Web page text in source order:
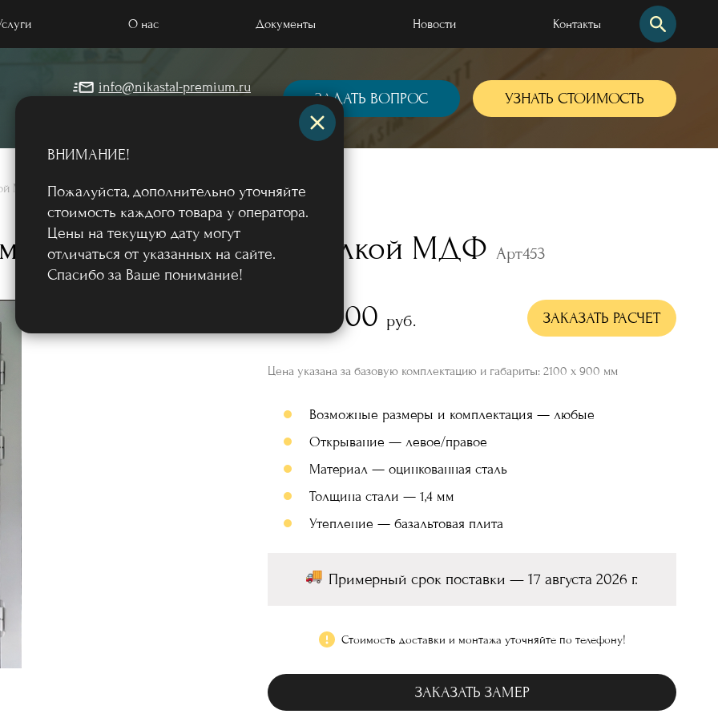
МДФ
дерева
дом и коттедж
в офис
Фото наших работ
О нас Документы Новости Контакты
info@nikastal-premium.ru
ЗАДАТЬ ВОПРОС УЗНАТЬ СТОИМОСТЬ
МДФ /
с ковкой и отделкой МДФ Арт453
85 000 руб. ЗАКАЗАТЬ РАСЧЕТ
Цена указана за базовую комплектацию и габариты: 2100 х 900 мм
Возможные размеры и комплектация — любые
Открывание — левое/правое
Материал — оцинкованная сталь
Толщина стали — 1,4 мм
Утепление — базальтовая плита
Примерный срок поставки — 17 августа 2026 г.
Стоимость доставки и монтажа уточняйте по телефону!
ЗАКАЗАТЬ ЗАМЕР
ВНИМАНИЕ!
Пожалуйста, дополнительно уточняйте
стоимость каждого товара у оператора.
Цены на текущую дату могут
отличаться от указанных на сайте.
Спасибо за Ваше понимание!